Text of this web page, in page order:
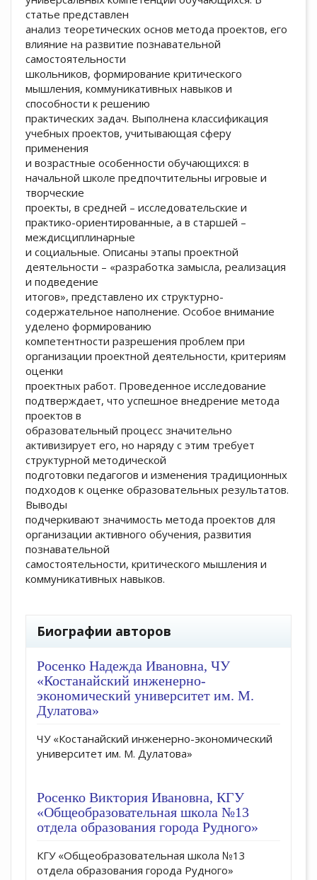
статье представлен
анализ теоретических основ метода проектов, его
влияние на развитие познавательной
самостоятельности
школьников, формирование критического
мышления, коммуникативных навыков и
способности к решению
практических задач. Выполнена классификация
учебных проектов, учитывающая сферу
применения
и возрастные особенности обучающихся: в
начальной школе предпочтительны игровые и
творческие
проекты, в средней – исследовательские и
практико-ориентированные, а в старшей –
междисциплинарные
и социальные. Описаны этапы проектной
деятельности – «разработка замысла, реализация
и подведение
итогов», представлено их структурно-
содержательное наполнение. Особое внимание
уделено формированию
компетентности разрешения проблем при
организации проектной деятельности, критериям
оценки
проектных работ. Проведенное исследование
подтверждает, что успешное внедрение метода
проектов в
образовательный процесс значительно
активизирует его, но наряду с этим требует
структурной методической
подготовки педагогов и изменения традиционных
подходов к оценке образовательных результатов.
Выводы
подчеркивают значимость метода проектов для
организации активного обучения, развития
познавательной
самостоятельности, критического мышления и
коммуникативных навыков.
Биографии авторов
Росенко Надежда Ивановна, ЧУ
«Костанайский инженерно-
экономический университет им. М.
Дулатова»
ЧУ «Костанайский инженерно-экономический
университет им. М. Дулатова»
Росенко Виктория Ивановна, КГУ
«Общеобразовательная школа №13
отдела образования города Рудного»
КГУ «Общеобразовательная школа №13
отдела образования города Рудного»